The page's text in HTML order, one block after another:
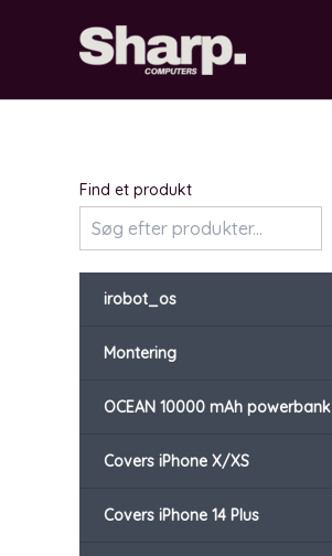
Find et produkt
irobot_os
Montering
OCEAN 10000 mAh powerbank
Covers iPhone X/XS
Covers iPhone 14 Plus